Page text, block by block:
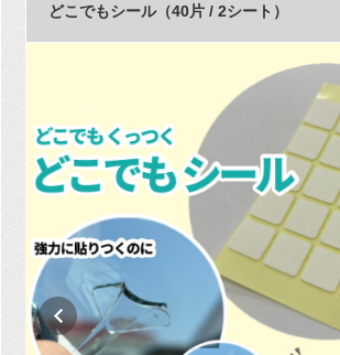
どこでもシール（40片 / 2シート）